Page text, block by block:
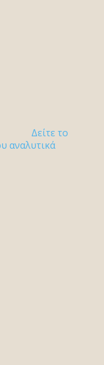
Δείτε το
αναλυτικά